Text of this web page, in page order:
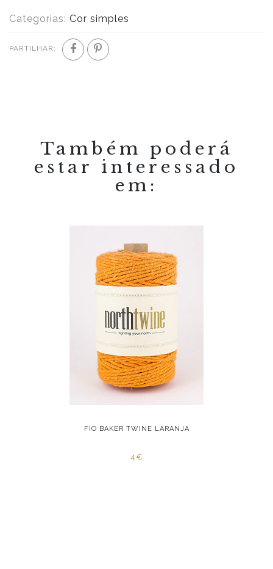
Categorias: Cor simples
PARTILHAR:
Também poderá
estar interessado
em:
FIO BAKER TWINE LARANJA
4€